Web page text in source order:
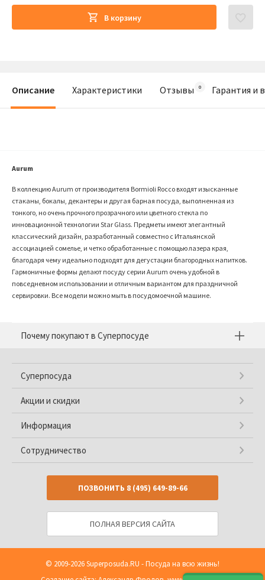
В корзину
Описание Характеристики Отзывы Гарантия и
Aurum
В коллекцию Aurum от производителя Bormioli Rocco входят изысканные
стаканы, бокалы, декантеры и другая барная посуда, выполненная из
тонкого, но очень прочного прозрачного или цветного стекла по
инновационной технологии Star Glass. Предметы имеют элегантный
классический дизайн, разработанный совместно с Итальянской
ассоциацией сомелье, и четко обработанные с помощью лазера края,
благодаря чему идеально подходят для дегустации благородных напитков.
Гармоничные формы делают посуду серии Aurum очень удобной в
повседневном использовании и отличным вариантом для праздничной
сервировки. Все модели можно мыть в посудомоечной машине.
Почему покупают в Суперпосуде
Суперпосуда
Акции и скидки
Информация
Сотрудничество
ПОЗВОНИТЬ 8 (495) 649-89-66
ПОЛНАЯ ВЕРСИЯ САЙТА
© 2009-2026Superposuda.RU - Посуда на всю жизнь!